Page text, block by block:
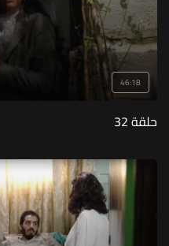
46:18
حلقة 32